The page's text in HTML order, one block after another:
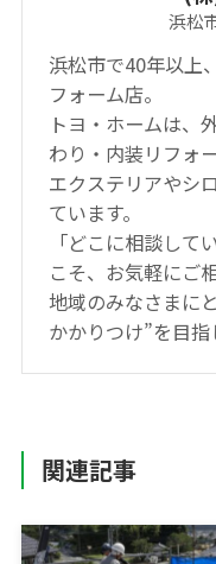
浜松
浜松市で40年以上
フォーム店。
トヨ・ホームは、
わり・内装リフォ
エクステリアやシ
ています。
「どこに相談し
こそ、お気軽にご
地域のみなさまに
かかりつけ”を目指
関連記事